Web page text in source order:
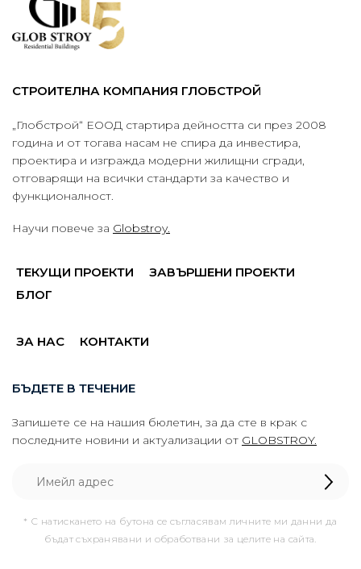
СТРОИТЕЛНА КОМПАНИЯ ГЛОБСТРОЙ
„Глобстрой“ ЕООД стартира дейността си през 2008
година и от тогава насам не спира да инвестира,
проектира и изгражда модерни жилищни сгради,
отговарящи на всички стандарти за качество и
функционалност.
Научи повече за Globstroy.
ТЕКУЩИ ПРОЕКТИ
ЗАВЪРШЕНИ ПРОЕКТИ
БЛОГ
ЗА НАС КОНТАКТИ
БЪДЕТЕ В ТЕЧЕНИЕ
Запишете се на нашия бюлетин, за да сте в крак с
последните новини и актуализации от GLOBSTROY.
* С натискането на бутона се съгласявам личните ми данни да
бъдат съхранявани и обработвани за целите на сайта.